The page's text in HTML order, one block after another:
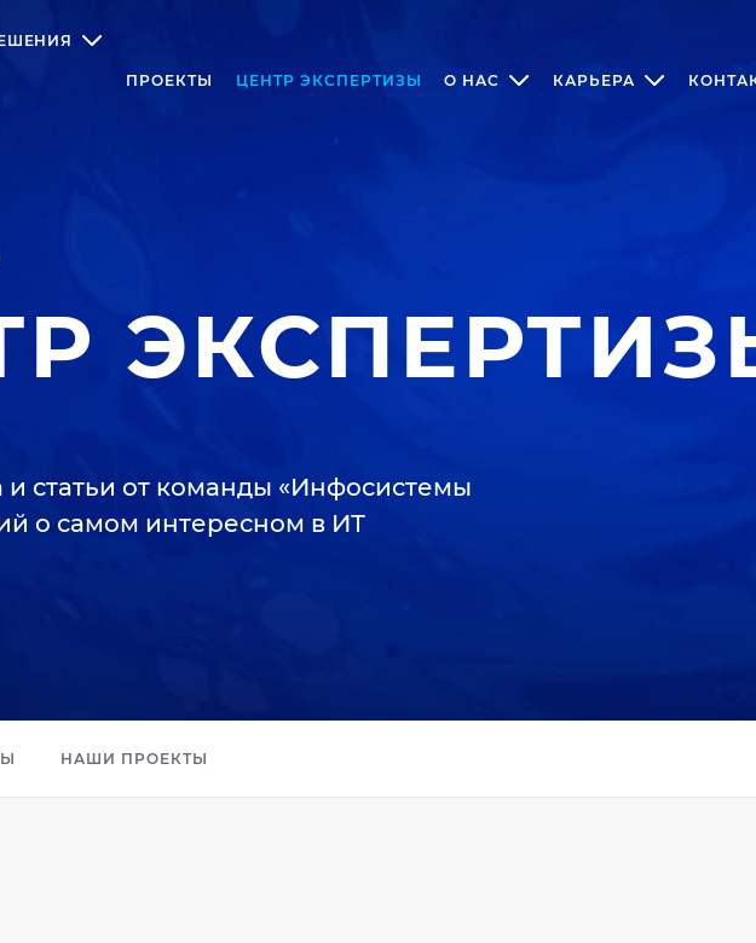
ПРОЕКТЫ ЦЕНТР ЭКСПЕРТИЗЫ О НАС КАРЬЕРА
статьи от команды «Инфосистемы
о самом интересном в ИТ
НАШИ ПРОЕКТЫ